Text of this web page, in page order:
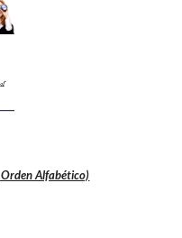
Alfabético)